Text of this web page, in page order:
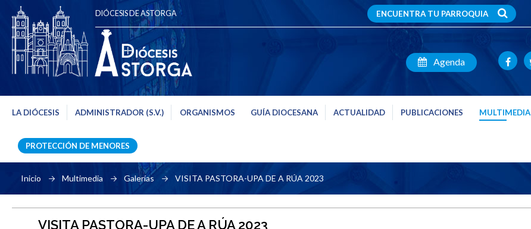
DIÓCESIS DE ASTORGA ENCUENTRA TU PARROQUIA
Agenda
LA DIÓCESIS ADMINISTRADOR (S.V.) ORGANISMOS GUÍA DIOCESANA ACTUALIDAD PUBLICACIONES MULTIMEDIA
PROTECCIÓN DE MENORES
Inicio Multimedia Galerías VISITA PASTORA-UPA DE A RÚA 2023
VISITA PASTORA-UPA DE A RÚA 2023